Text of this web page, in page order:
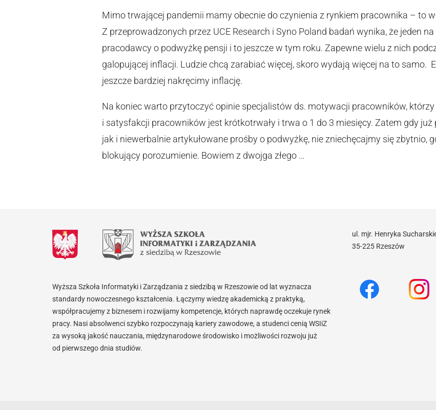
Mimo trwającej pandemii mamy obecnie do czynienia z rynkiem pracownika – to
Z przeprowadzonych przez UCE Research i Syno Poland badań wynika, że jeden
pracodawcy o podwyżkę pensji i to jeszcze w tym roku. Zapewne wielu z nich
galopującej inflacji. Ludzie chcą zarabiać więcej, skoro wydają więcej na to samo.
jeszcze bardziej nakręcimy inflację.
Na koniec warto przytoczyć opinie specjalistów ds. motywacji pracowników,
i satysfakcji pracowników jest krótkotrwały i trwa o 1 do 3 miesięcy. Zatem gdy
jak i niewerbalnie artykułowane prośby o podwyżkę, nie zniechęcajmy się
blokujący porozumienie. Bowiem z dwojga złego …
Wyższa Szkoła Informatyki i Zarządzania z siedzibą w Rzeszowie od lat wyznacza
standardy nowoczesnego kształcenia. Łączymy wiedzę akademicką z praktyką,
współpracujemy z biznesem i rozwijamy kompetencje, których naprawdę oczekuje rynek
pracy. Nasi absolwenci szybko rozpoczynają kariery zawodowe, a studenci cenią WSIiZ
za wysoką jakość nauczania, międzynarodowe środowisko i możliwości rozwoju już
od pierwszego dnia studiów.
ul. mjr. Henryka
35-225 Rzeszów